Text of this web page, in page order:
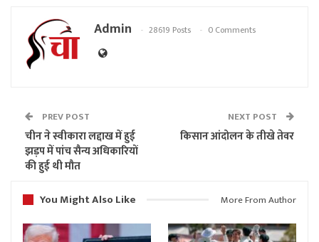
Admin 28619 Posts 0 Comments
PREV POST
चीन ने स्वीकारा लद्दाख में हुई
झड़प में पांच सैन्य अधिकारियों
की हुई थी मौत
NEXT POST
किसान आंदोलन के तीखे तेवर
You Might Also Like More From Author